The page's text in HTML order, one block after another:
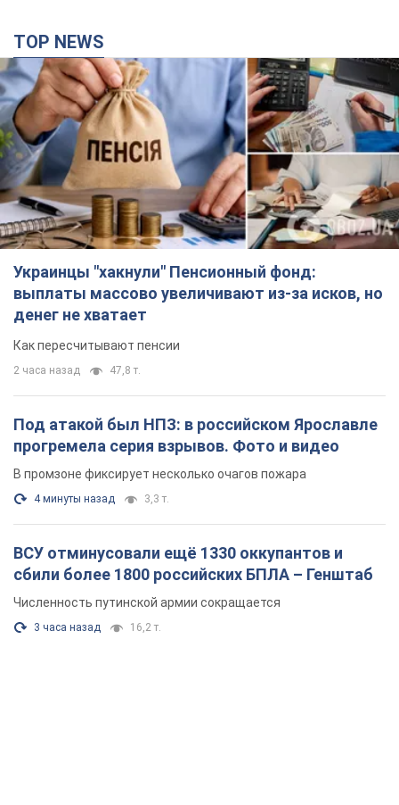
TOP NEWS
Украинцы "хакнули" Пенсионный фонд:
выплаты массово увеличивают из-за исков, но
денег не хватает
Как пересчитывают пенсии
2 часа назад 47,8 т.
Под атакой был НПЗ: в российском Ярославле
прогремела серия взрывов. Фото и видео
В промзоне фиксирует несколько очагов пожара
4 минуты назад 3,3 т.
ВСУ отминусовали ещё 1330 оккупантов и
сбили более 1800 российских БПЛА – Генштаб
Численность путинской армии сокращается
3 часа назад 16,2 т.